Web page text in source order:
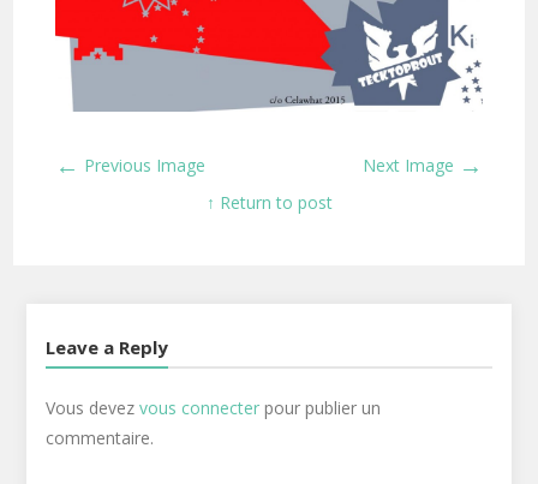
← Previous Image Next Image →
↑ Return to post
Leave a Reply
Vous devez vous connecterpour publier un
commentaire.